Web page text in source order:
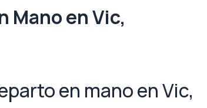
Mano en Vic,
en mano en Vic,